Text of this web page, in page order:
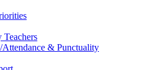
Attendance & Punctuality